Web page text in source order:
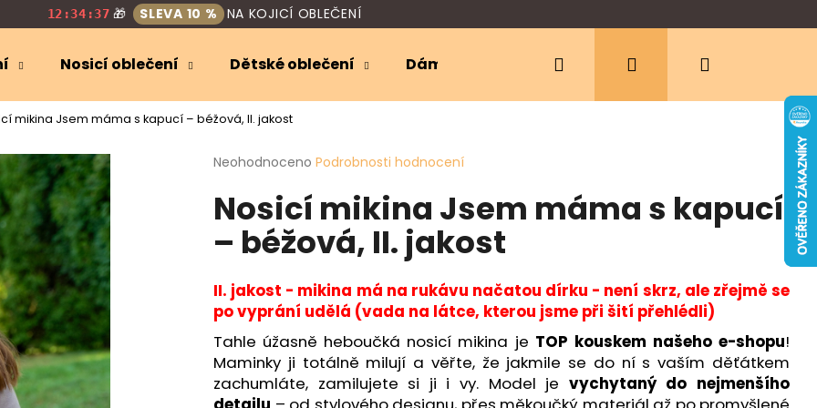
12:34:36 🎁 SLEVA 10 % NA KOJICÍ OBLEČENÍ
Nosicí oblečení Dětské oblečení Dámské oblečení Ergonomická nosítka
Hledat PřihlášeníNákupní
mikina Jsem máma s kapucí – béžová, II. jakost
Průměrné
produktu
je
z
hvězdiček.
Neohodnoceno Podrobnosti hodnocení
Nosicí mikina Jsem máma s kapucí
– béžová, II. jakost
II. jakost - mikina má na rukávu načatou dírku - není skrz, ale zřejmě se
po vyprání udělá (vada na látce, kterou jsme při šití přehlédli)
Tahle úžasně heboučká nosicí mikina je TOP kouskem našeho e-shopu!
Maminky ji totálně milují a věřte, že jakmile se do ní s vaším děťátkem
zachumláte, zamilujete si ji i vy. Model je vychytaný do nejmenšího
Co potřebujete najít?
HLEDAT
Doporučujeme